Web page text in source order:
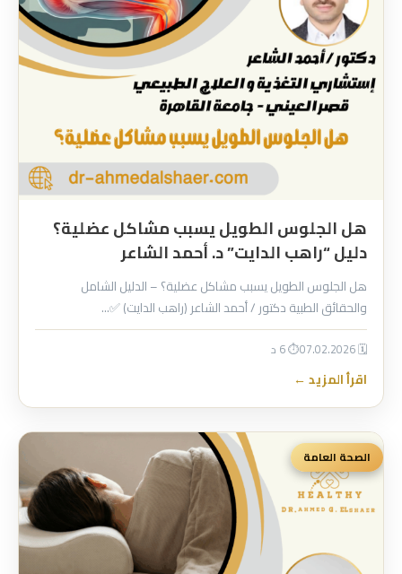
هل الجلوس الطويل يسبب مشاكل عضلية؟
دليل “راهب الدايت” د. أحمد الشاعر
هل الجلوس الطويل يسبب مشاكل عضلية؟ – الدليل الشامل
والحقائق الطبية دكتور / أحمد الشاعر (راهب الدايت) ✅…
🗓 07.02.2026 ⏱ 6 د
اقرأ المزيد ←
الصحة العامة